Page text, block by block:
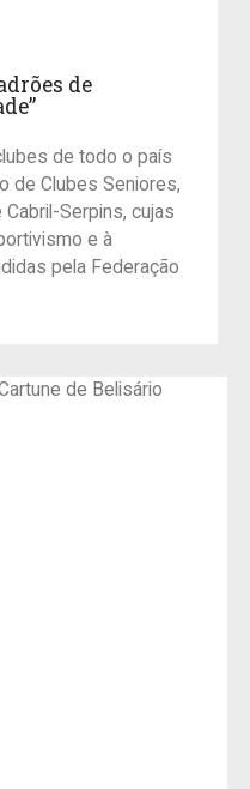
de
de todo o país
de Clubes Seniores,
Serpins, cujas
e à
pela Federação